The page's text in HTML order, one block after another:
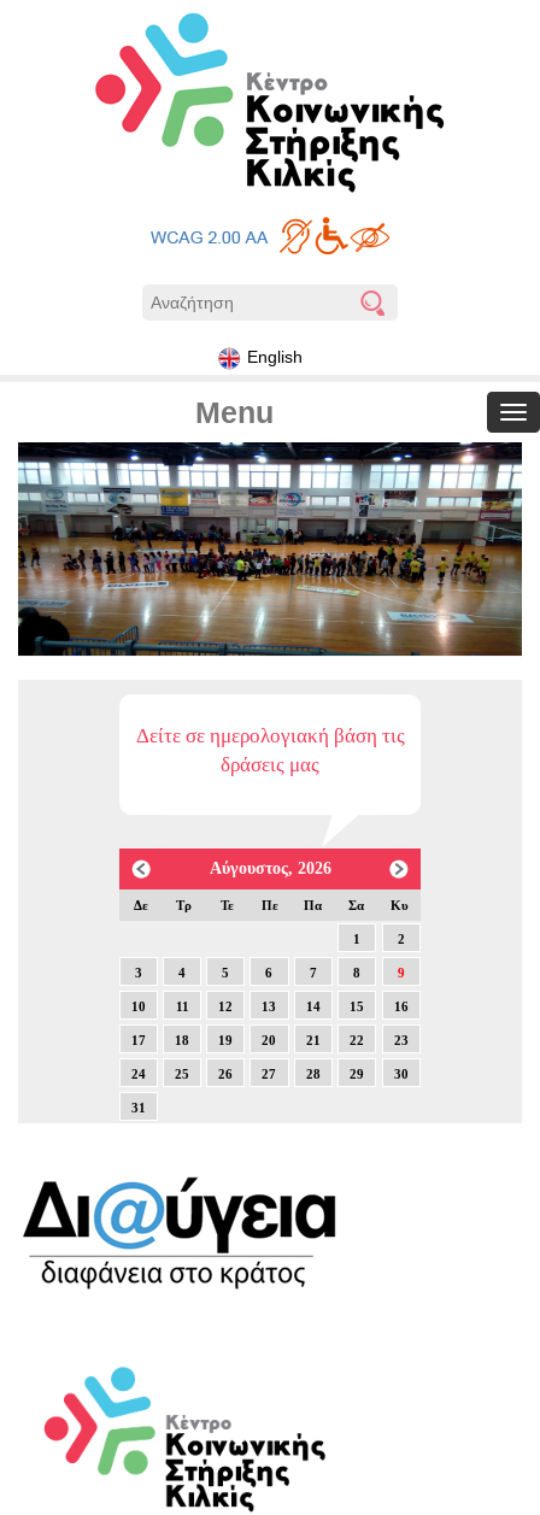
English
Menu
Δείτε σε ημερολογιακή βάση τις
δράσεις μας
Αύγουστος, 2026
Δε Τρ Τε Πε Πα Σα Κυ
1 2
3 4 5 6 7 8 9
10 11 12 13 14 15 16
17 18 19 20 21 22 23
24 25 26 27 28 29 30
31